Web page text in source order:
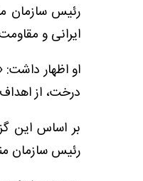
رئیس سازمان
ایرانی و
او اظهار
درخت، از
بر اساس این
رئیس سازمان